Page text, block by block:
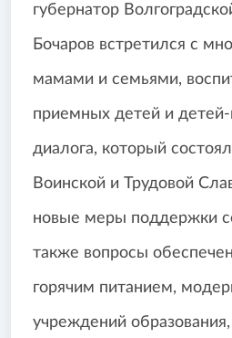
губернатор
Бочаров встретился с
мамами и семьями,
приемных детей и детей-
диалога, который
Воинской и Трудовой
новые меры поддержки
также вопросы
горячим питанием,
учреждений